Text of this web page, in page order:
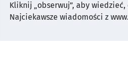
Kliknij „obserwuj”, aby
Najciekawsze wiadomości z